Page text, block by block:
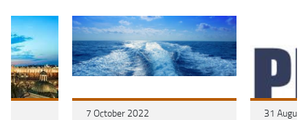
7 October 2022 31